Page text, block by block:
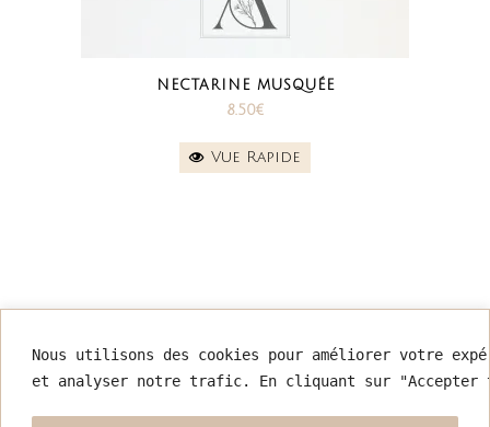
Nous utilisons des cookies pour améliorer votre
et analyser notre trafic. En cliquant sur
NECTARINE MUSQUÉE
8.50€
Vue Rapide
INFORMATIONS
Mentions légales